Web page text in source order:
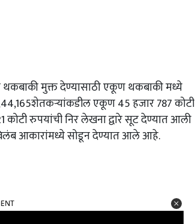
थकबाकी मुक्त देण्यासाठी एकूण थकबाकी मध्ये
एकूण 45 हजार 787 कोटी
रुपयांची निर लेखना द्वारे सूट देण्यात आली
आकारांमध्ये सोडून देण्यात आले आहे.